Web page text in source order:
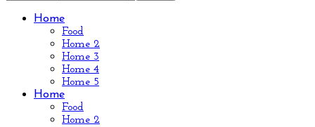
Home
Food
Home 2
Home 3
Home 4
Home 5
Home
Food
Home 2